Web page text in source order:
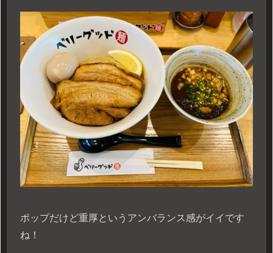
ポップだけど重厚というアンバランス感がイイです
ね！